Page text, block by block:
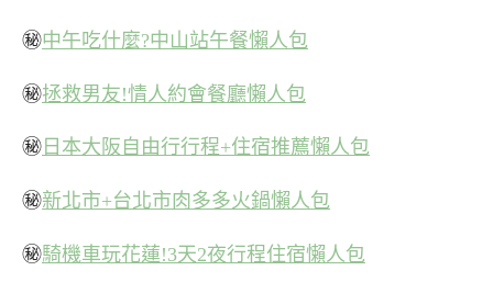
㊙中午吃什麼?中山站午餐懶人包
㊙拯救男友!情人約會餐廳懶人包
㊙ 日本大阪自由行行程+住宿推薦懶人包
㊙新北市+台北市肉多多火鍋懶人包
㊙騎機車玩花蓮!3天2夜行程住宿懶人包